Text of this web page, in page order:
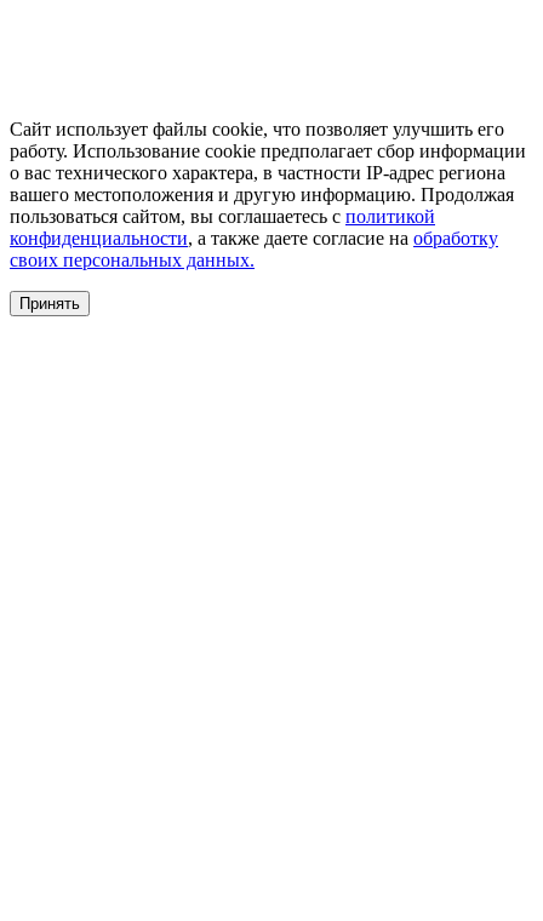
Сайт использует файлы cookie, что позволяет улучшить его
работу. Использование cookie предполагает сбор информации
о вас технического характера, в частности IP-адрес региона
вашего местоположения и другую информацию. Продолжая
пользоваться сайтом, вы соглашаетесь с политикой
конфиденциальности, а также даете согласие на обработку
своих персональных данных.
Принять